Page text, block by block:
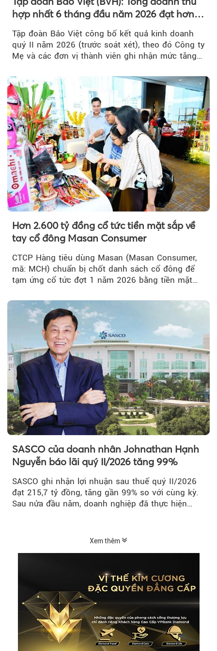
hợp nhất 6 tháng đầu năm 2026 đạt hơn
Tập đoàn Bảo Việt công bố kết quả kinh doanh
quý II năm 2026 (trước soát xét), theo đó Công ty
Mẹ và các đơn vị thành viên ghi nhận mức tăng
Hơn 2.600 tỷ đồng cổ tức tiền mặt sắp về
tay cổ đông Masan Consumer
CTCP Hàng tiêu dùng Masan (Masan Consumer,
mã: MCH) chuẩn bị chốt danh sách cổ đông để
tạm ứng cổ tức đợt 1 năm 2026 bằng tiền mặt
SASCO của doanh nhân Johnathan Hạnh
Nguyễn báo lãi quý II/2026 tăng 99%
SASCO ghi nhận lợi nhuận sau thuế quý II/2026
đạt 215,7 tỷ đồng, tăng gần 99% so với cùng kỳ.
Sau nửa đầu năm, doanh nghiệp đã thực hiện
Xem thêm